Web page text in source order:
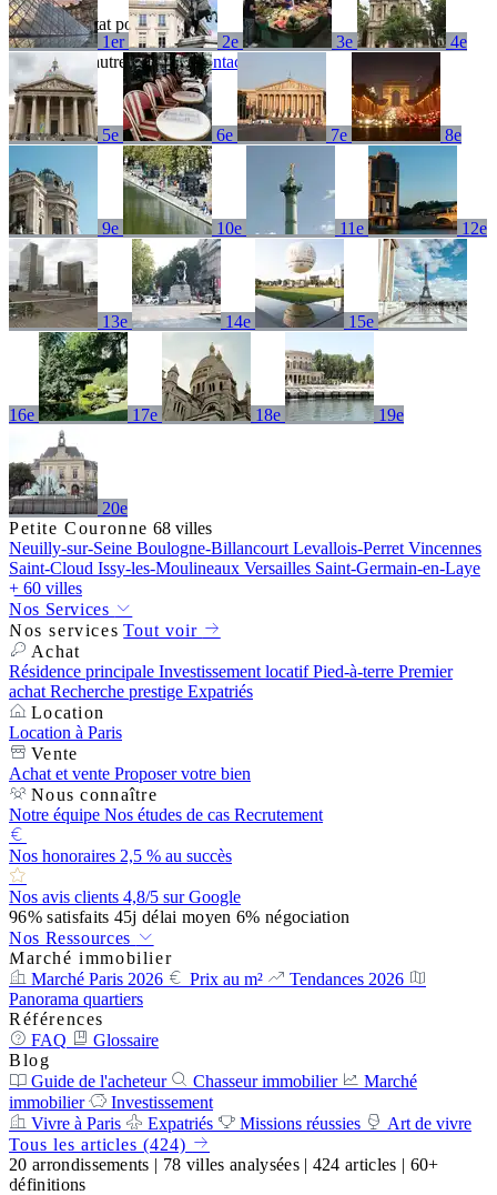
1er 2e 3e 4e
5e 6e 7e 8e
9e 10e 11e 12e
13e 14e 15e
16e 17e 18e 19e
20e
Petite Couronne 68 villes
Neuilly-sur-Seine Boulogne-Billancourt Levallois-Perret Vincennes
Saint-Cloud Issy-les-Moulineaux Versailles Saint-Germain-en-Laye
+ 60 villes
Nos Services
Nos services Tout voir
Achat
Résidence principale Investissement locatifPied-à-terre Premier
achat Recherche prestige Expatriés
Location
Location à Paris
Vente
Achat et vente Proposer votre bien
Nous connaître
Notre équipe Nos études de cas Recrutement
Nos honoraires 2,5 % au succès
Nos avis clients 4,8/5 sur Google
96%satisfaits 45j délai moyen 6% négociation
Nos Ressources
Marché immobilier
Marché Paris 2026
Prix au m²
Tendances 2026
Panorama quartiers
Références
FAQ
Glossaire
Blog
Guide de l'acheteur
Chasseur immobilier
Marché
immobilier
Investissement
Vivre à Paris
Expatriés Missions réussies
Art de vivre
Tous les articles (424)
20 arrondissements | 78 villes analysées | 424 articles | 60+
définitions
Aucun résultat pour
Essayez un autre terme oucontactez-nous